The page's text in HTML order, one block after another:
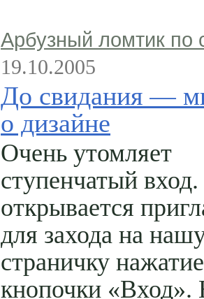
Арбузный ломтик по
19.10.2005
До свидания —
о дизайне
Очень утомляет
ступенчатый
открывается
для захода на
страничку
кнопочки «Вход».